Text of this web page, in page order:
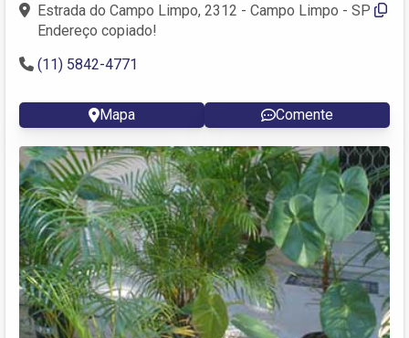
Estrada do Campo Limpo, 2312 - Campo Limpo - SP
Endereço copiado!
(11) 5842-4771
Mapa Comente